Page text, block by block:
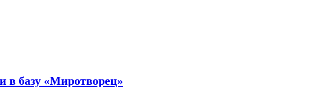
в базу «Миротворец»